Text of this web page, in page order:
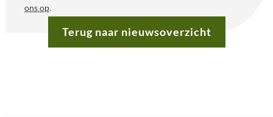
ons op.
Terug naar nieuwsoverzicht